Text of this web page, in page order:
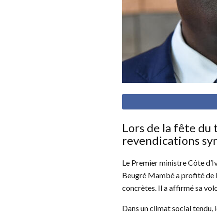
Lors de la fête du
revendications
Le Premier ministre Côte
Beugré Mambé a profité de
concrètes. Il a affirmé sa
Dans un climat social